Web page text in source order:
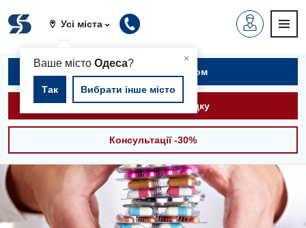
Усі міста
×
Ваше містоОдеса?
Так Вибрати інше місто
Записатися на прийом
Викликати швидку
Консультації -30%